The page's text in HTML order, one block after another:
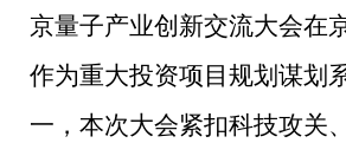
京量子产业创新交流大会在
作为重大投资项目规划谋划
一，本次大会紧扣科技攻关